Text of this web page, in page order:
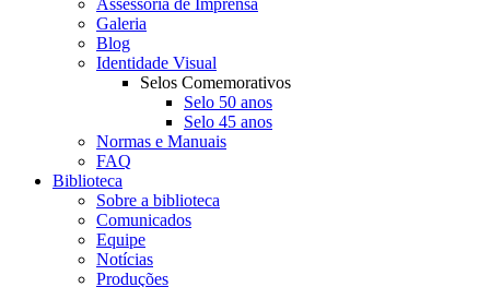
Assessoria de Imprensa
Galeria
Blog
Identidade Visual
Selos Comemorativos
Selo 50 anos
Selo 45 anos
Normas e Manuais
FAQ
Biblioteca
Sobre a biblioteca
Comunicados
Equipe
Notícias
Produções